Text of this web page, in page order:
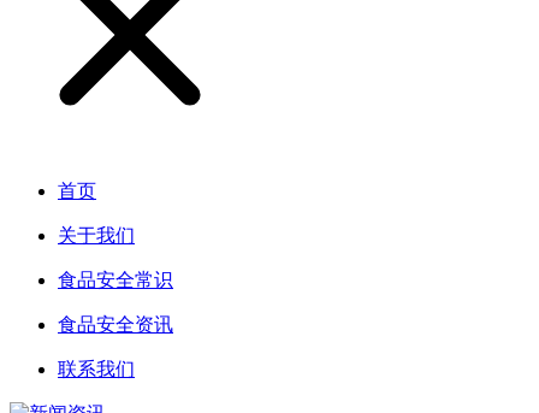
首页
关于我们
食品安全常识
食品安全资讯
联系我们